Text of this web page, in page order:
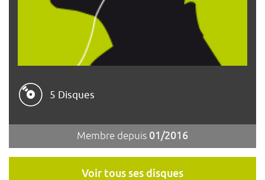
5 Disques
Membre depuis 01/2016
Voir tous ses disques